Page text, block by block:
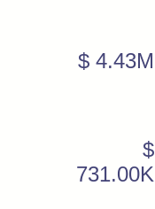
$ 4.43M
$
731.00K